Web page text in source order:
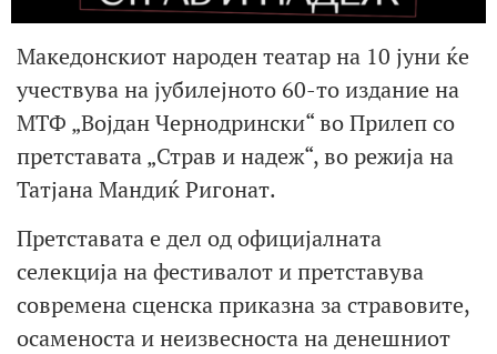
Македонскиот народен театар на 10 јуни ќе
учествува на јубилејното 60-то издание на
МТФ „Војдан Чернодрински“ во Прилеп со
претставата „Страв и надеж“, во режија на
Татјана Мандиќ Ригонат.
Претставата е дел од официјалната
селекција на фестивалот и претставува
современа сценска приказна за стравовите,
осаменоста и неизвесноста на денешниот